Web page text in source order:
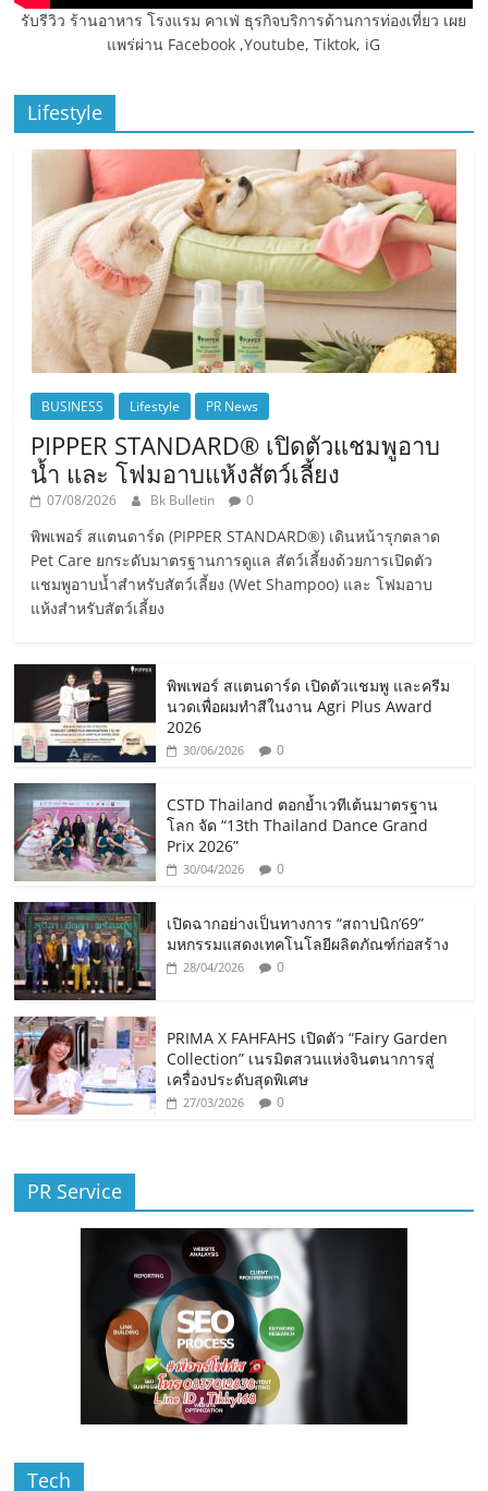
รับรีวิว ร้านอาหาร โรงแรม คาเฟ่ ธุรกิจบริการด้านการท่องเที่ยว เผย
แพร่ผ่าน Facebook ,Youtube, Tiktok, iG
Lifestyle
BUSINESS Lifestyle PR News
PIPPER STANDARD® เปิดตัวแชมพูอาบ
น้ำ และ โฟมอาบแห้งสัตว์เลี้ยง
07/08/2026 Bk Bulletin 0
พิพเพอร์ สแตนดาร์ด (PIPPER STANDARD®) เดินหน้ารุกตลาด
Pet Care ยกระดับมาตรฐานการดูแล สัตว์เลี้ยงด้วยการเปิดตัว
แชมพูอาบน้ำสำหรับสัตว์เลี้ยง (Wet Shampoo) และ โฟมอาบ
แห้งสำหรับสัตว์เลี้ยง
พิพเพอร์ สแตนดาร์ด เปิดตัวแชมพู และครีม
นวดเพื่อผมทำสีในงาน Agri Plus Award
2026
30/06/2026 0
CSTD Thailand ตอกย้ำเวทีเต้นมาตรฐาน
โลก จัด “13th Thailand Dance Grand
Prix 2026”
30/04/2026 0
เปิดฉากอย่างเป็นทางการ “สถาปนิก’69”
มหกรรมแสดงเทคโนโลยีผลิตภัณฑ์ก่อสร้าง
28/04/2026 0
PRIMA X FAHFAHS เปิดตัว “Fairy Garden
Collection” เนรมิตสวนแห่งจินตนาการสู่
เครื่องประดับสุดพิเศษ
27/03/2026 0
PR Service
Tech